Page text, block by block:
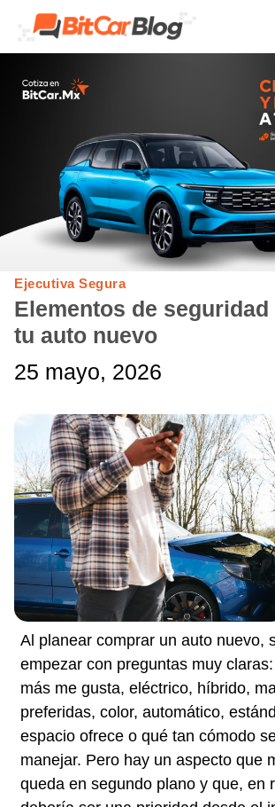
Saltar
contenido
Ejecutiva Segura
Elementos de
tu auto nuevo
25 mayo, 2026
Al planear comprar un auto nuevo,
empezar con preguntas muy
más me gusta, eléctrico, híbrido,
preferidas, color, automático,
espacio ofrece o qué tan cómodo
manejar. Pero hay un aspecto que
queda en segundo plano y que, en